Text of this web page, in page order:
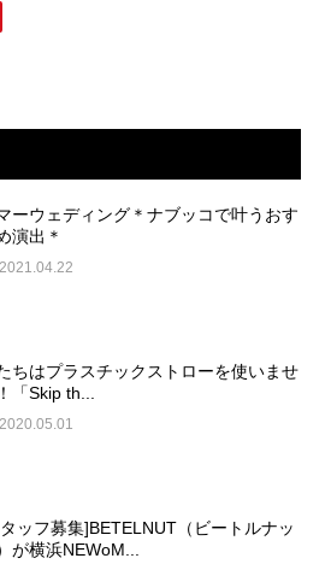
ーウェディング＊ナブッコで叶うおす
演出＊
2021.04.22
ちはプラスチックストローを使いませ
「Skip th...
2020.05.01
ッフ募集]BETELNUT（ビートルナッ
が横浜NEWoM...